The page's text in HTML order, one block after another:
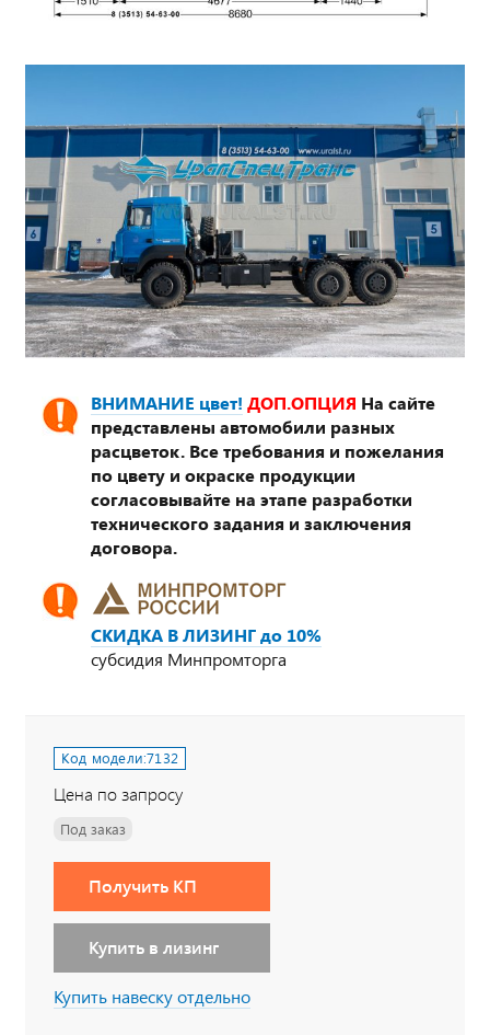
ВНИМАНИЕ цвет! ДОП.ОПЦИЯ На сайте
представлены автомобили разных
расцветок. Все требования и пожелания
по цвету и окраске продукции
согласовывайте на этапе разработки
технического задания и заключения
договора.
СКИДКА В ЛИЗИНГ до 10%
субсидия Минпромторга
Код модели:7132
Цена по запросу
Под заказ
Получить КП
Купить в лизинг
Купить навеску отдельно